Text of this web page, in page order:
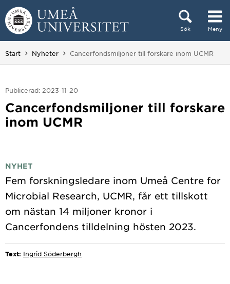
Hoppa direkt till innehållet
Sök Meny
Huvudmenyn dold.
Start Nyheter Du är här:
Cancerfondsmiljoner till forskare inom UCMR
Publicerad: 2023-11-20
Cancerfondsmiljoner till forskare
inom UCMR
NYHET
Fem forskningsledare inom Umeå Centre for
Microbial Research, UCMR, får ett tillskott
om nästan 14 miljoner kronor i
Text: Ingrid Söderbergh